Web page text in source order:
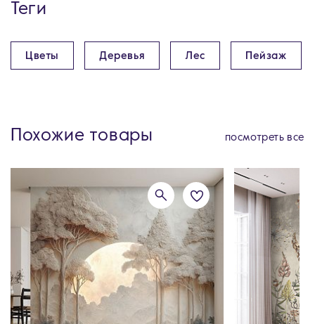
Теги
Цветы Деревья Лес Пейзаж
Похожие товары посмотреть все